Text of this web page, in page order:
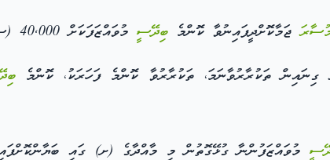
ޖަމާކޮށްދީފައިނުވާ ކޮންމެ ބިދޭސީ މުވައްޒަފަކަށް 40,000 (ސާޅީސް ހާސް) ދިވެހި ރުފިޔާއިން
ތަކުރާރުވާނަމަ، ތަކުރާރުވާ ކޮންމެ ފަހަރަކު، ކޮންމެ
މުވައްޒަފުންނާ ގުޅޭގޮތުން މި މާއްދާގެ (ށ) ގައި